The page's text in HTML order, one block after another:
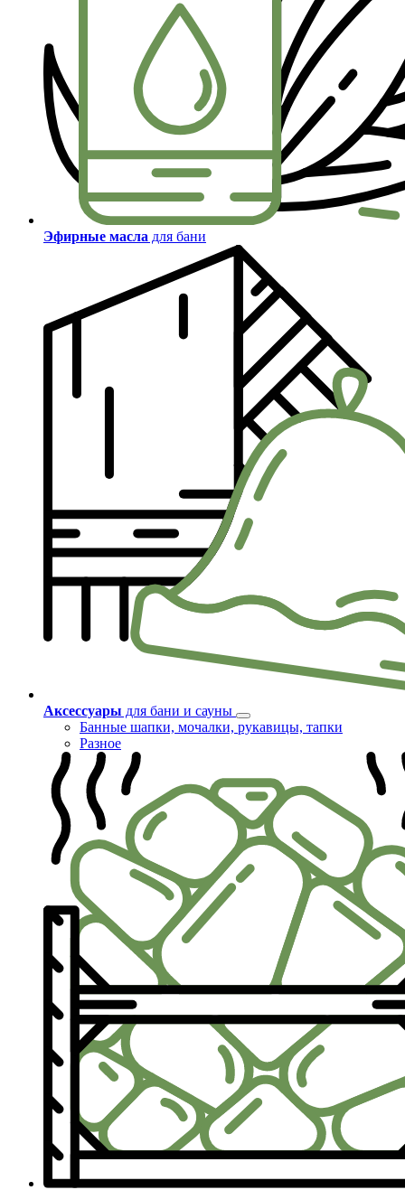
Эфирные масла для бани
Аксессуары для бани и сауны
Банные шапки, мочалки, рукавицы, тапки
Разное